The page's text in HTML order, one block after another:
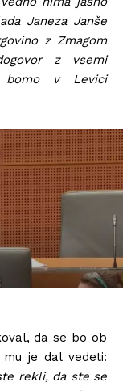
Janeza Janše
z Zmagom
z vsemi
bomo v Levici
da se bo ob
je dal vedeti:
rekli, da ste se